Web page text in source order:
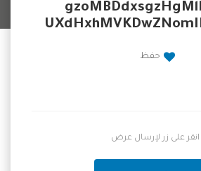
حفظ
انقر على زر لإرسال عرض